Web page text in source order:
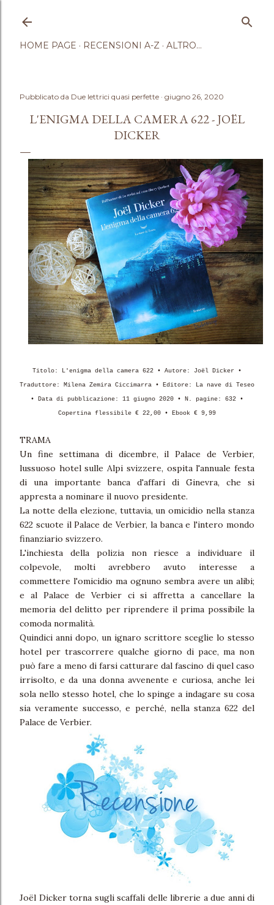
HOME PAGE RECENSIONI A-Z ALTRO…
Pubblicato da Due lettrici quasi perfette giugno 26, 2020
L'ENIGMA DELLA CAMERA 622 - JOËL
DICKER
Titolo: L'enigma della camera 622 • Autore: Joël Dicker •
Traduttore: Milena Zemira Ciccimarra • Editore: La nave di Teseo
• Data di pubblicazione: 11 giugno 2020 • N. pagine: 632 •
Copertina flessibile € 22,00 • Ebook € 9,99
TRAMA
Un fine settimana di dicembre, il Palace de Verbier,
lussuoso hotel sulle Alpi svizzere, ospita l'annuale festa
di una importante banca d'affari di Ginevra, che si
appresta a nominare il nuovo presidente.
La notte della elezione, tuttavia, un omicidio nella stanza
622 scuote il Palace de Verbier, la banca e l'intero mondo
finanziario svizzero.
L'inchiesta della polizia non riesce a individuare il
colpevole, molti avrebbero avuto interesse a
commettere l'omicidio ma ognuno sembra avere un alibi;
e al Palace de Verbier ci si affretta a cancellare la
memoria del delitto per riprendere il prima possibile la
comoda normalità.
Quindici anni dopo, un ignaro scrittore sceglie lo stesso
hotel per trascorrere qualche giorno di pace, ma non
può fare a meno di farsi catturare dal fascino di quel caso
irrisolto, e da una donna avvenente e curiosa, anche lei
sola nello stesso hotel, che lo spinge a indagare su cosa
sia veramente successo, e perché, nella stanza 622 del
Palace de Verbier.
Joël Dicker torna sugli scaffali delle librerie a due anni di